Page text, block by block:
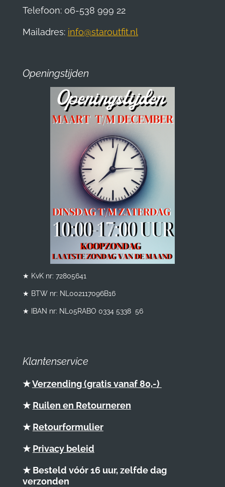
Telefoon: 06-538 999 22
Mailadres: info@staroutfit.nl
Openingstijden
★ KvK nr: 72805641
★ BTW nr: NL002117096B16
★ IBAN nr: NL05RABO 0334 5338 56
Klantenservice
★Verzending (gratis vanaf 80,-)
★ Ruilen en Retourneren
★ Retourformulier
★ Privacy beleid
★ Besteld vóór 16 uur, zelfde dag
verzonden